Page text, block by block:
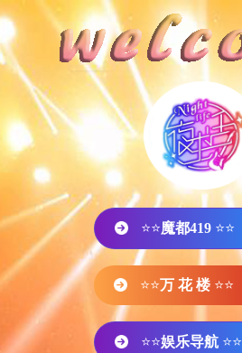
⭐⭐魔都419 ⭐⭐
⭐⭐万 花 楼 ⭐⭐
⭐⭐娱乐导航 ⭐⭐